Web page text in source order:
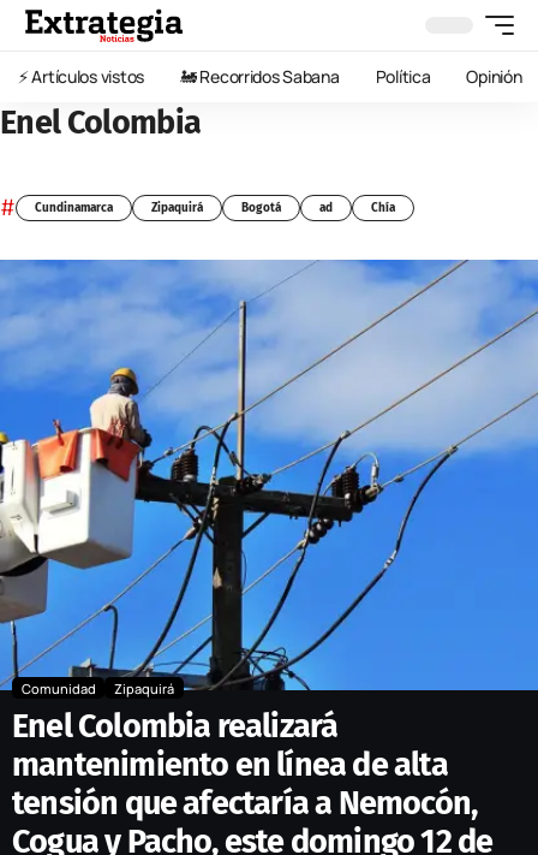
⚡️ Artículos vistos 🚂 Recorridos Sabana Política Opinión
Enel Colombia
# Cundinamarca Zipaquirá Bogotá ad Chía
Comunidad Zipaquirá
Enel Colombia realizará
mantenimiento en línea de alta
tensión que afectaría a Nemocón,
Cogua y Pacho, este domingo 12 de